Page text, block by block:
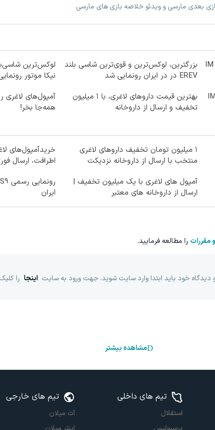
بعدی مارسی و ویدئو خلاصه بازی های مارسی
ورود یک غول لوکس و هوشمند به ایران، IM
بزرگترین، لوکس‌ترین و قوی‌ترین شاسی بلند
EREV در در ایران رونمایی شد
نیکا موتور
نیکاموتور برگ برنده جدیدش را رو کرد، IM
بهترین قیمت داروهای لاغری، با ۱ میلیون
تخفیف و ارسال از داروخانه‌
همه‌جا بخر!
۱ میلیون تومان تخفیف داروهای لاغری
منتخب با ارسال از داروخانه نزدیکت
خریدآمپول‌های
اطرافت، ارسال
آمپول های لاغری با یک میلیون تخفیف |
ارسال از داروخانه های معتبر
ایران
مقررات را مطالعه فرمایید.
خود باید ابتدا وارد سایت شوید. جهت ورود به سایت اینجا را
مشاهده بیشتر
تیم های داخلی
استقلال
تیم های خارجی
آث میلان